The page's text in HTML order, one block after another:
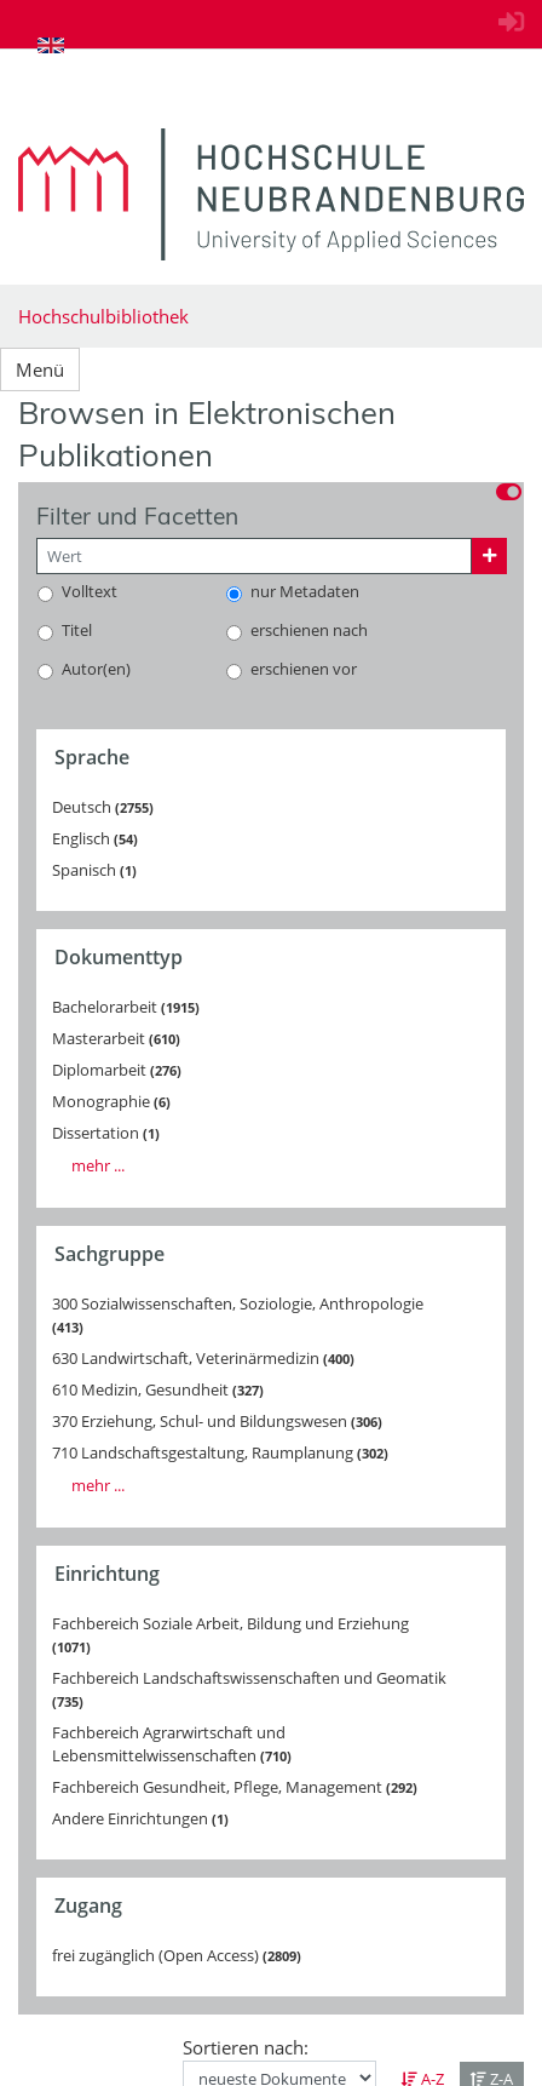
zum Inhalt springen
Hochschulbibliothek
Menü
Browsen in Elektronischen
Publikationen
Filter und Facetten
Volltext
nur Metadaten
Titel
erschienen nach
Autor(en)
erschienen vor
Sprache
Deutsch 2755
Englisch 54
Spanisch 1
Dokumenttyp
Bachelorarbeit 1915
Masterarbeit 610
Diplomarbeit 276
Monographie 6
Dissertation 1
mehr ...
Sachgruppe
300 Sozialwissenschaften, Soziologie, Anthropologie
413
630 Landwirtschaft, Veterinärmedizin 400
610 Medizin, Gesundheit 327
370 Erziehung, Schul- und Bildungswesen 306
710 Landschaftsgestaltung, Raumplanung 302
mehr ...
Einrichtung
Fachbereich Soziale Arbeit, Bildung und Erziehung
1071
Fachbereich Landschaftswissenschaften und Geomatik
735
Fachbereich Agrarwirtschaft und
Lebensmittelwissenschaften 710
Fachbereich Gesundheit, Pflege, Management 292
Andere Einrichtungen 1
Zugang
frei zugänglich (Open Access) 2809
Sortieren nach:
A-Z Z-A